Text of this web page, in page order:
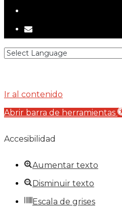
email
Ir al contenido
Abrir barra de herramientas
Accesibilidad
Aumentar texto
Disminuir texto
Escala de grises